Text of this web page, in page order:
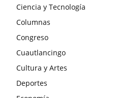
Ciencia y Tecnología
Columnas
Congreso
Cuautlancingo
Cultura y Artes
Deportes